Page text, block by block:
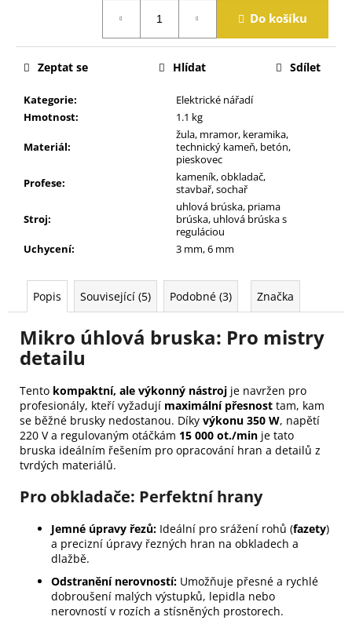
Do košíku
Kategorie:
Elektrické nářadí
Hmotnost: 1.1 kg
Materiál:
žula, mramor, keramika,
technický kameň, betón,
pieskovec
Profese:
kameník, obkladač,
stavbař, sochař
Stroj:
uhlová brúska, priama
brúska, uhlová brúska s
reguláciou
Uchycení: 3 mm, 6 mm
Zeptat se Hlídat Sdílet
Popis Související (5) Podobné (3) Značka
Mikro úhlová bruska: Pro mistry
detailu
Tento kompaktní, ale výkonný nástroj je navržen pro
profesionály, kteří vyžadují maximální přesnost tam, kam
se běžné brusky nedostanou. Díky výkonu 350 W, napětí
220 V a regulovaným otáčkám 15 000 ot./min je tato
bruska ideálním řešením pro opracování hran a detailů z
tvrdých materiálů.
Pro obkladače: Perfektní hrany
Jemné úpravy řezů: Ideální pro srážení rohů (fazety)
a precizní úpravy řezných hran na obkladech a
dlažbě.
Odstranění nerovností: Umožňuje přesné a rychlé
dobroušení malých výstupků, lepidla nebo
nerovností v rozích a stísněných prostorech.